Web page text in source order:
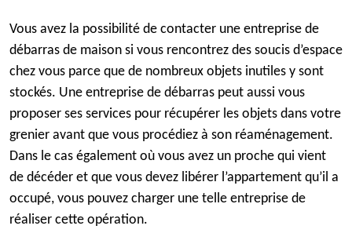
Vous avez la possibilité de contacter une entreprise de
débarras de maison si vous rencontrez des soucis d’espace
chez vous parce que de nombreux objets inutiles y sont
stockés. Une entreprise de débarras peut aussi vous
proposer ses services pour récupérer les objets dans votre
grenier avant que vous procédiez à son réaménagement.
Dans le cas également où vous avez un proche qui vient
de décéder et que vous devez libérer l’appartement qu’il a
occupé, vous pouvez charger une telle entreprise de
réaliser cette opération.